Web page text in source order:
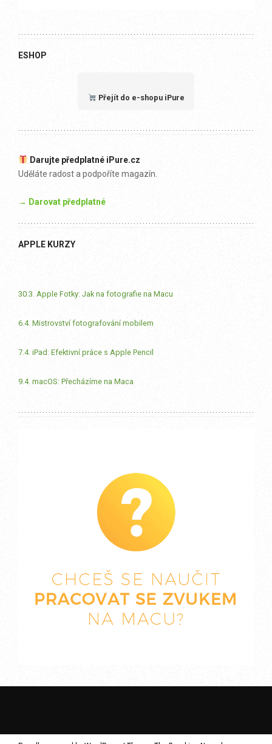
ESHOP
Přejít do e-shopu iPure
Darujte předplatné iPure.cz
Uděláte radost a podpoříte magazín.
→ Darovat předplatné
APPLE KURZY
30.3. Apple Fotky: Jak na fotografie na Macu
6.4. Mistrovství fotografování mobilem
7.4. iPad: Efektivní práce s Apple Pencil
9.4. macOS: Přecházíme na Maca